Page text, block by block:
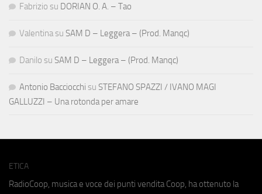
Fabrizio su DORIAN O. A. – Tao
Valentina su SAM D – Leggera – (Prod. Manqc)
Danilo su SAM D – Leggera – (Prod. Manqc)
Antonio Bacciocchi su STEFANO SPAZZI / IVANO MAGI
GALLUZZI – Una rotonda per amare
ETICA
RadioCoop, musica e voce dei punti vendita Coop, ha ottenuto la